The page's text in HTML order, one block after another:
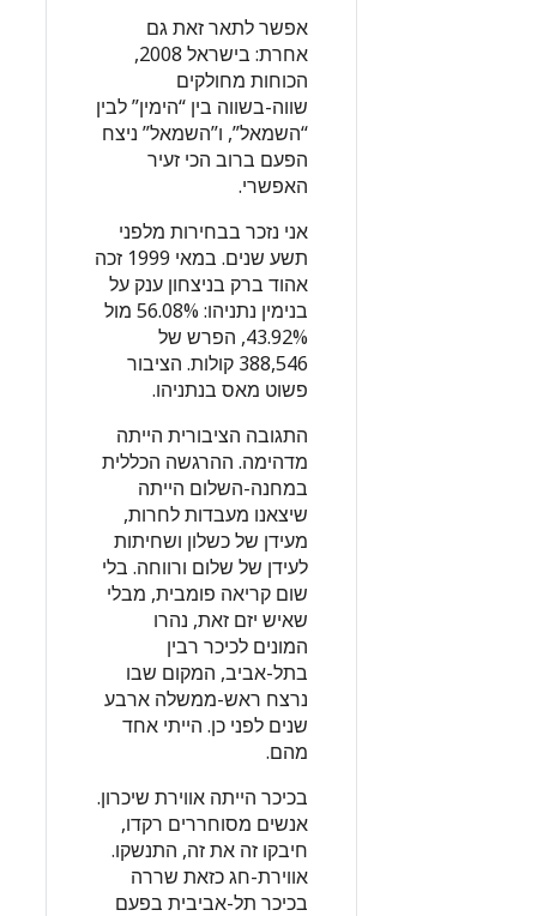
אפשר לתאר זאת גם
אחרת: בישראל 2008,
הכוחות מחולקים
שווה-בשווה בין “הימין” לבין
“השמאל”, ו”השמאל” ניצח
הפעם ברוב הכי זעיר
האפשרי.
אני נזכר בבחירות מלפני
תשע שנים. במאי 1999 זכה
אהוד ברק בניצחון ענק על
בנימין נתניהו: 56.08% מול
43.92%, הפרש של
388,546 קולות. הציבור
פשוט מאס בנתניהו.
התגובה הציבורית הייתה
מדהימה. ההרגשה הכללית
במחנה-השלום הייתה
שיצאנו מעבדות לחרות,
מעידן של כשלון ושחיתות
לעידן של שלום ורווחה. בלי
שום קריאה פומבית, מבלי
שאיש יזם זאת, נהרו
המונים לכיכר רבין
בתל-אביב, המקום שבו
נרצח ראש-ממשלה ארבע
שנים לפני כן. הייתי אחד
מהם.
בכיכר הייתה אווירת שיכרון.
אנשים מסוחררים רקדו,
חיבקו זה את זה, התנשקו.
אווירת-חג כזאת שררה
בכיכר תל-אביבית בפעם